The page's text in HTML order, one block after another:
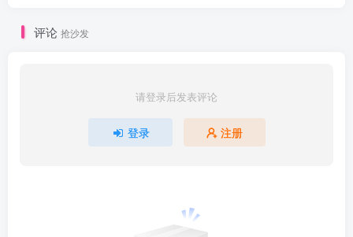
评论 抢沙发
请登录后发表评论
登录 注册